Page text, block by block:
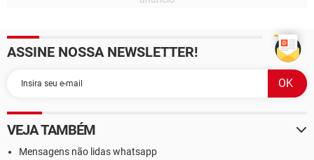
ASSINE NOSSA NEWSLETTER!
VEJA TAMBÉM
Mensagens não lidas whatsapp